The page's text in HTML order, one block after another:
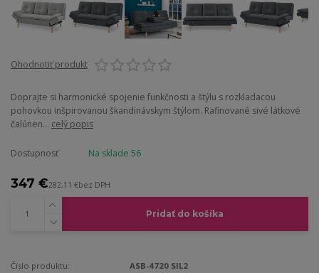
Ohodnotiť produkt
Doprajte si harmonické spojenie funkčnosti a štýlu s rozkladacou
pohovkou inšpirovanou škandinávskym štýlom. Rafinované sivé látkové
čalúnen... celý popis
Dostupnosť Na sklade 56
347 €282,11 €bez DPH
Pridať do košíka
Číslo produktu:
ASB-4720 SIL2